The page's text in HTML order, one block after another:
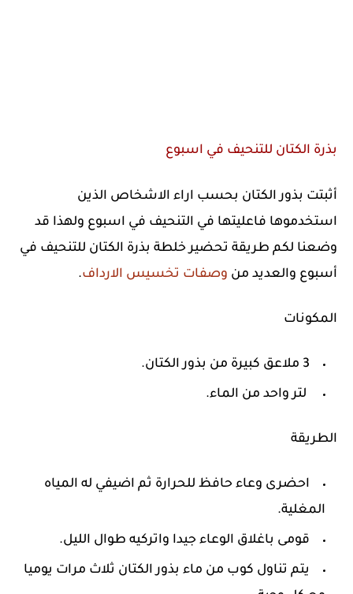
بذرة الكتان للتنحيف في اسبوع
أثبتت بذور الكتان بحسب اراء الاشخاص الذين
استخدموها فاعليتها في التنحيف في اسبوع ولهذا قد
وضعنا لكم طريقة تحضير خلطة بذرة الكتان للتنحيف في
أسبوع والعديد من وصفات تخسيس الارداف.
المكونات
3 ملاعق كبيرة من بذور الكتان.
لتر واحد من الماء.
الطريقة
احضرى وعاء حافظ للحرارة ثم اضيفي له المياه
المغلية.
قومى باغلاق الوعاء جيدا واتركيه طوال الليل.
يتم تناول كوب من ماء بذور الكتان ثلاث مرات يوميا